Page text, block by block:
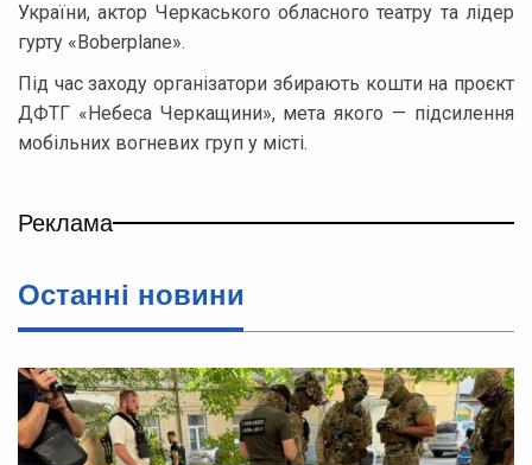
України, актор Черкаського обласного театру та лідер
гурту «Boberplane».
Під час заходу організатори збирають кошти на проєкт
ДФТГ «Небеса Черкащини», мета якого — підсилення
мобільних вогневих груп у місті.
Реклама
Останні новини